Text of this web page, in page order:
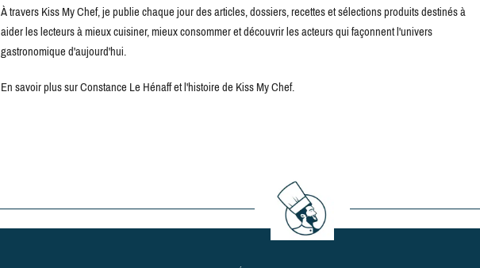
À travers Kiss My Chef, je publie chaque jour des articles, dossiers, recettes et sélections produits destinés à
aider les lecteurs à mieux cuisiner, mieux consommer et découvrir les acteurs qui façonnent l'univers
gastronomique d'aujourd'hui.
En savoir plus sur Constance Le Hénaff et l'histoire de Kiss My Chef.